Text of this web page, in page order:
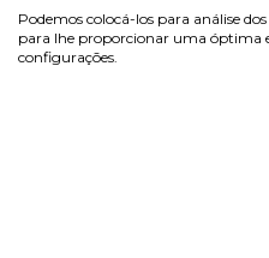
Podemos colocá-los para análise
para lhe proporcionar uma óptima
configurações.